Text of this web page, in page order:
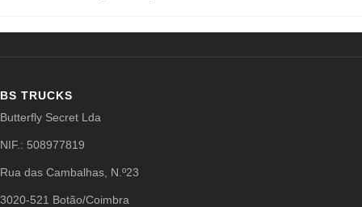
BS TRUCKS
Butterfly Secret Lda
NIF.: 508977819
Rua das Cambalhas, N.º23
3020-521 Botão/Coimbra